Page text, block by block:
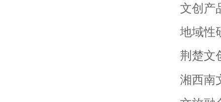
文创产
地域性
荆楚文
湘西南